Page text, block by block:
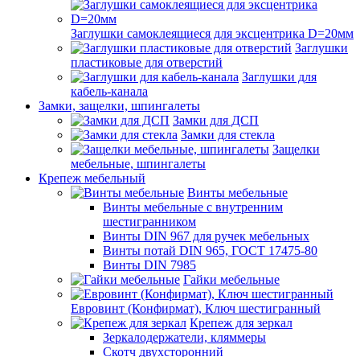
Заглушки самоклеящиеся для эксцентрика D=20мм
Заглушки
пластиковые для отверстий
Заглушки для
кабель-канала
Замки, защелки, шпингалеты
Замки для ДСП
Замки для стекла
Защелки
мебельные, шпингалеты
Крепеж мебельный
Винты мебельные
Винты мебельные с внутренним
шестигранником
Винты DIN 967 для ручек мебельных
Винты потай DIN 965, ГОСТ 17475-80
Винты DIN 7985
Гайки мебельные
Евровинт (Конфирмат), Ключ шестигранный
Крепеж для зеркал
Зеркалодержатели, кляммеры
Скотч двухсторонний